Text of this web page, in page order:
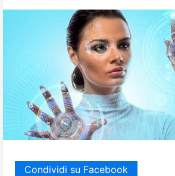
Condividi su Facebook